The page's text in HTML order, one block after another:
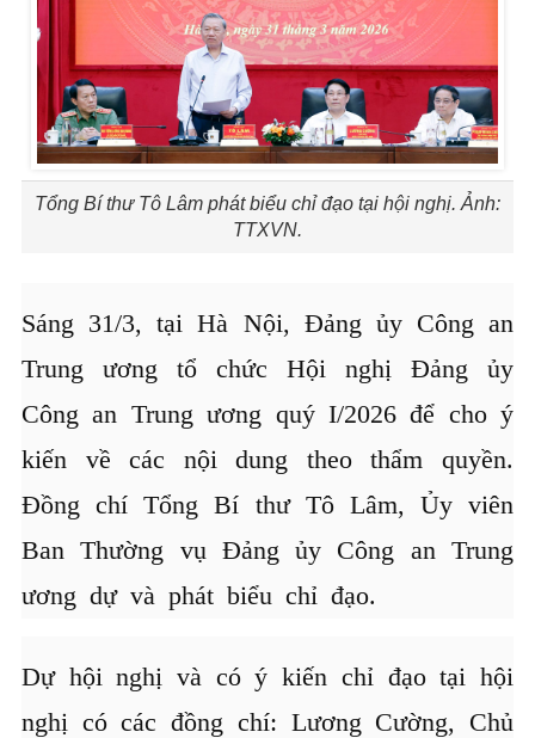
Tổng Bí thư Tô Lâm phát biểu chỉ đạo tại hội nghị. Ảnh:
TTXVN.
Sáng 31/3, tại Hà Nội, Đảng ủy Công an
Trung ương tổ chức Hội nghị Đảng ủy
Công an Trung ương quý I/2026 để cho ý
kiến về các nội dung theo thẩm quyền.
Đồng chí Tổng Bí thư Tô Lâm, Ủy viên
Ban Thường vụ Đảng ủy Công an Trung
ương dự và phát biểu chỉ đạo.
Dự hội nghị và có ý kiến chỉ đạo tại hội
nghị có các đồng chí: Lương Cường, Chủ